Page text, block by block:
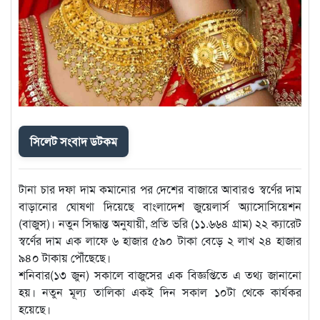
সিলেট সংবাদ ডটকম
টানা চার দফা দাম কমানোর পর দেশের বাজারে আবারও স্বর্ণের দাম
বাড়ানোর ঘোষণা দিয়েছে বাংলাদেশ জুয়েলার্স অ্যাসোসিয়েশন
(বাজুস)। নতুন সিদ্ধান্ত অনুযায়ী, প্রতি ভরি (১১.৬৬৪ গ্রাম) ২২ ক্যারেট
স্বর্ণের দাম এক লাফে ৬ হাজার ৫৯০ টাকা বেড়ে ২ লাখ ২৪ হাজার
৯৪০ টাকায় পৌঁছেছে।
শনিবার(১৩ জুন) সকালে বাজুসের এক বিজ্ঞপ্তিতে এ তথ্য জানানো
হয়। নতুন মূল্য তালিকা একই দিন সকাল ১০টা থেকে কার্যকর
হয়েছে।